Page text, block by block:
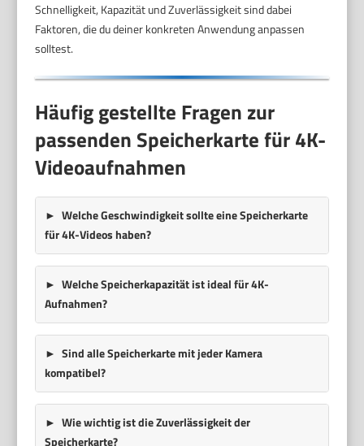
Schnelligkeit, Kapazität und Zuverlässigkeit sind dabei
Faktoren, die du deiner konkreten Anwendung anpassen
solltest.
Häufig gestellte Fragen zur
passenden Speicherkarte für 4K-
Videoaufnahmen
Welche Geschwindigkeit sollte eine Speicherkarte
für 4K-Videos haben?
Welche Speicherkapazität ist ideal für 4K-
Aufnahmen?
Sind alle Speicherkarte mit jeder Kamera
kompatibel?
Wie wichtig ist die Zuverlässigkeit der
Speicherkarte?